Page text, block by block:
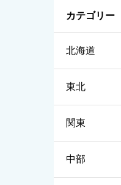
カテゴリー
北海道
東北
青森
岩手
関東
茨城
中部